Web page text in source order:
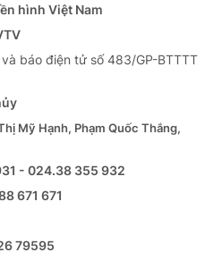
hình Việt Nam
báo điện tử số 483/GP-BTTTT
Mỹ Hạnh, Phạm Quốc Thắng,
- 024.38 355 932
671 671
79595